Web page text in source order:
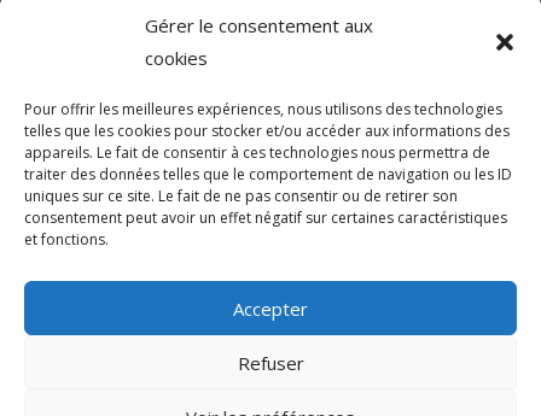
Gérer le consentement aux
cookies
Pour offrir les meilleures expériences, nous utilisons des technologies
telles que les cookies pour stocker et/ou accéder aux informations des
appareils. Le fait de consentir à ces technologies nous permettra de
traiter des données telles que le comportement de navigation ou les ID
uniques sur ce site. Le fait de ne pas consentir ou de retirer son
consentement peut avoir un effet négatif sur certaines caractéristiques
et fonctions.
Accepter
Refuser
Les lundis, mardis et jeudis : de 8h à 12h et de
13h30 à 17h30.
Les vendredis : de 8h à 12h.
© 2026 Mairie de Tuchan | Site Internet réalisé
Mentions légales & Crédits–RGPD Protection
des données